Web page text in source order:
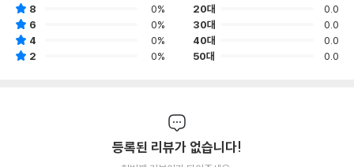
8
0%
6
0%
4
0%
2
0%
20대
0.0
30대
0.0
40대
0.0
50대
0.0
등록된 리뷰가 없습니다!